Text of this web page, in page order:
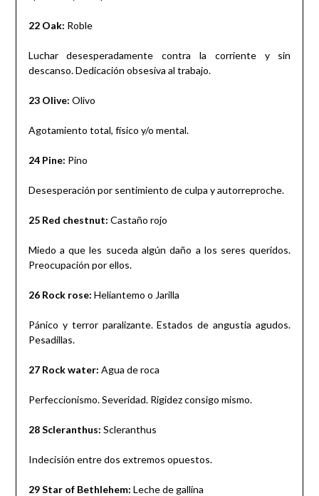
22 Oak: Roble
Luchar desesperadamente contra la corriente y sin
descanso. Dedicación obsesiva al trabajo.
23 Olive: Olivo
Agotamiento total, físico y/o mental.
24 Pine: Pino
Desesperación por sentimiento de culpa y autorreproche.
25 Red chestnut: Castaño rojo
Miedo a que les suceda algún daño a los seres queridos.
Preocupación por ellos.
26 Rock rose: Heliantemo o Jarilla
Pánico y terror paralizante. Estados de angustia agudos.
Pesadillas.
27 Rock water: Agua de roca
Perfeccionismo. Severidad. Rigidez consigo mismo.
28 Scleranthus: Scleranthus
Indecisión entre dos extremos opuestos.
29 Star of Bethlehem: Leche de gallina